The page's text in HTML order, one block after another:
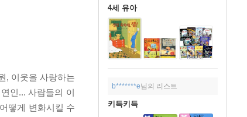
4세 유아
b*******e님의 리스트
키득키득
, 이웃을 사랑하는
인... 사람들의 이
떻게 변화시킬 수